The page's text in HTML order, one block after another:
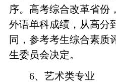
序。高考综合改革省份
外语单科成绩，从高分
同，参考考生综合素质
生委员会决定。
6、艺术类专业